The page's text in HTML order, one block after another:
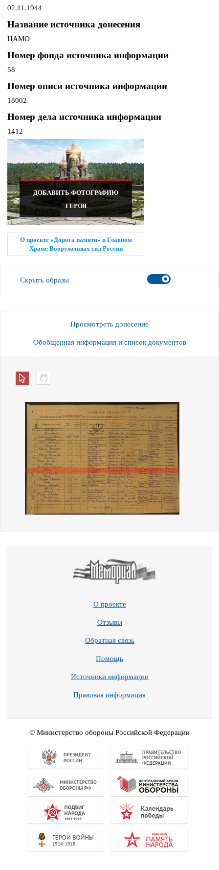
02.11.1944
Название источника донесения
ЦАМО
Номер фонда источника информации
58
Номер описи источника информации
18002
Номер дела источника информации
1412
ДОБАВИТЬ ФОТОГРАФИЮ
ГЕРОЯ
О проекте «Дорога памяти» в Главном
Храме Вооруженных сил России
Скрыть образы
Просмотреть донесение
Обобщенная информация и список документов
О проекте
Отзывы
Обратная связь
Помощь
Источники информации
Правовая информация
© Министерство обороны Российской Федерации